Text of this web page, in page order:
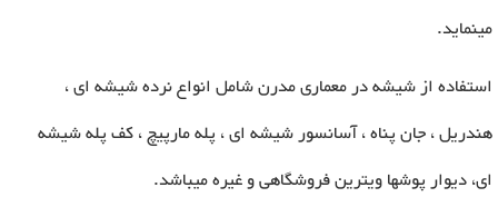
مینماید.
استفاده از شیشه در معماری مدرن شامل انواع نرده شیشه ای ،
هندریل ، جان پناه ، آسانسور شیشه ای ، پله مارپیچ ، کف پله شیشه
ای، دیوار پوشها ویترین فروشگاهی و غیره میباشد.